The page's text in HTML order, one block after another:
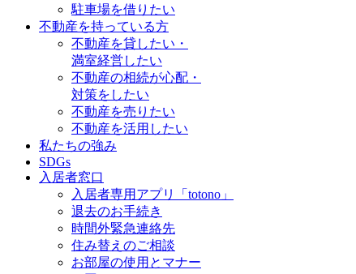
駐車場を借りたい
不動産を持っている方
不動産を貸したい・
満室経営したい
不動産の相続が心配・
対策をしたい
不動産を売りたい
不動産を活用したい
私たちの強み
SDGs
入居者窓口
入居者専用アプリ「totono」
退去のお手続き
時間外緊急連絡先
住み替えのご相談
お部屋の使用とマナー